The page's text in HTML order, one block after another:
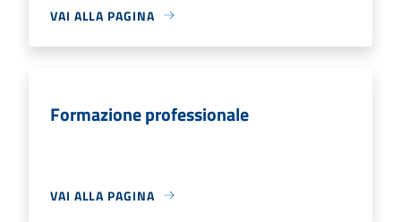
VAI ALLA PAGINA
Formazione professionale
VAI ALLA PAGINA